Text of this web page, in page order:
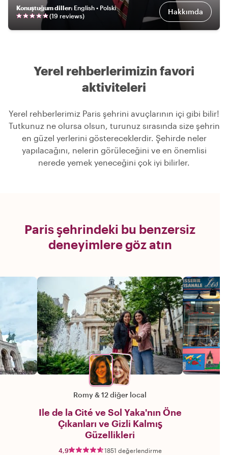
Konuştuğum diller: English • Polski
(19 reviews) Hakkımda
Yerel rehberlerimizin favori
aktiviteleri
Yerel rehberlerimiz Paris şehrini avuçlarının içi gibi bilir!
Tutkunuz ne olursa olsun, turunuz sırasında size şehrin
en güzel yerlerini göstereceklerdir. Şehirde neler
yapılacağını, nelerin görüleceğini ve en önemlisi
nerede yemek yeneceğini çok iyi bilirler.
Paris şehrindeki bu benzersiz
deneyimlere göz atın
Romy&12 diğer local
Ile de la Cité ve Sol Yaka'nın Öne
Çıkanları ve Gizli Kalmış
Güzellikleri
4,9 1851 değerlendirme